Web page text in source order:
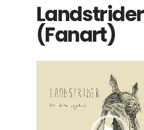
Landstrider
(Fanart)